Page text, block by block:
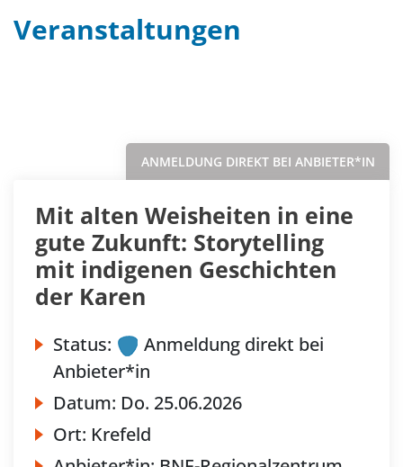
Veranstaltungen
ANMELDUNG DIREKT BEI ANBIETER*IN
Mit alten Weisheiten in eine
gute Zukunft: Storytelling
mit indigenen Geschichten
der Karen
Status:
Anmeldung direkt bei
Anbieter*in
Datum: Do. 25.06.2026
Ort: Krefeld